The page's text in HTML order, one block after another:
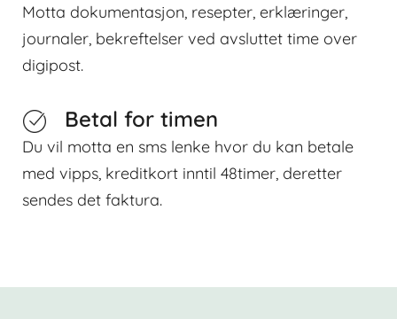
Motta dokumentasjon, resepter, erklæringer,
journaler, bekreftelser ved avsluttet time over
digipost.
Betal for timen
Du vil motta en sms lenke hvor du kan betale
med vipps, kreditkort inntil 48timer, deretter
sendes det faktura.